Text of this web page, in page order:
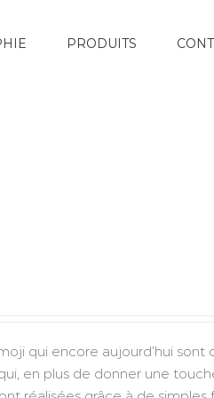
PRODUITS
qui encore aujourd’hui
en plus de donner une